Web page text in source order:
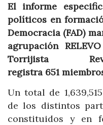
El informe
políticos en
Democracia (FAD)
agrupación
Torrijista
registra 651
Un total de 1,639,515
de los distintos
constituidos y en